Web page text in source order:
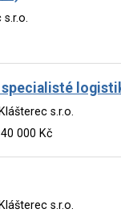
specialisté
s.r.o.
000 Kč
s.r.o.